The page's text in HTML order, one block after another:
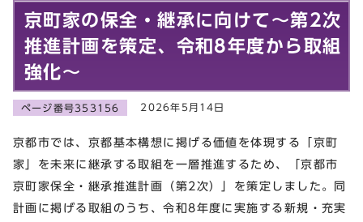
京町家の保全・継承に向けて～第2次
推進計画を策定、令和8年度から取組
強化～
ページ番号353156 2026年5月14日
京都市では、京都基本構想に掲げる価値を体現する「京町
家」を未来に継承する取組を一層推進するため、「京都市
京町家保全・継承推進計画（第2次）」を策定しました。同
計画に掲げる取組のうち、令和8年度に実施する新規・充実